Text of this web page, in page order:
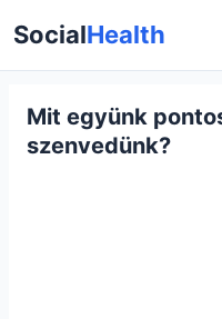
SocialHealth
Mit együnk
szenvedünk?